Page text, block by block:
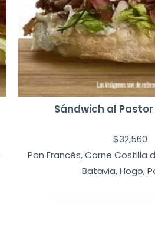
Sándwich al
$32,560
Pan Francés, Carne Costilla
Batavia, Hogo,